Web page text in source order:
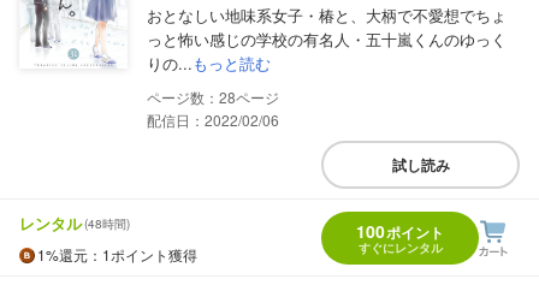
おとなしい地味系女子・椿と、大柄で不愛想でちょ
っと怖い感じの学校の有名人・五十嵐くんのゆっく
りの...もっと読む
28
配信日：2022/02/06
試し読み
レンタル(48時間)
1%還元 ：1ポイント獲得
100ポイント
すぐにレンタル